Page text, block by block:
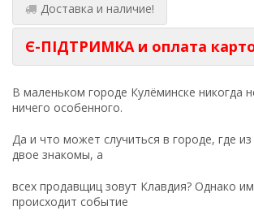
Доставка и наличие!
Є-ПІДТРИМКА и оплата
В маленьком городе Кулёминске никогда
ничего особенного.
Да и что может случиться в городе, где
двое знакомы, а
всех продавщиц зовут Клавдия? Однако
происходит событие